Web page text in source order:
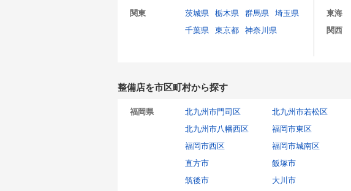
関東
茨城県 栃木県 群馬県
埼玉県
千葉県
東京都 神奈川県
東海
関西
整備店を市区町村から探す
福岡県 北九州市門司区 北九州市若松区
北九州市八幡西区
福岡市東区
福岡市西区
福岡市城南区
直方市
飯塚市
筑後市
大川市